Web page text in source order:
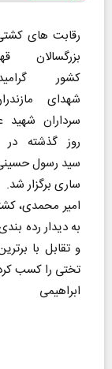
رقابت های
بزرگسالان
کشور
شهدای
سرداران شهید
روز گذشته در
سید رسول
ساری برگزار شد.
امیر محمدی،
به دیدار رده
و تقابل با
تختی را کسب
ابراهیمی